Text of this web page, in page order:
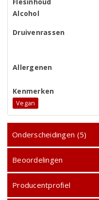
Alcohol
Druivenrassen
Allergenen
Kenmerken
Vegan
Onderscheidingen (5)
Beoordelingen
Producentprofiel